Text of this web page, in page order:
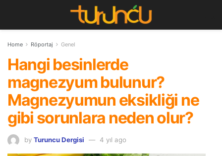
Home Röportaj Genel
Hangi besinlerde
magnezyum bulunur?
Magnezyumun eksikliği ne
gibi sorunlara neden olur?
by Turuncu Dergisi 4 yıl ago